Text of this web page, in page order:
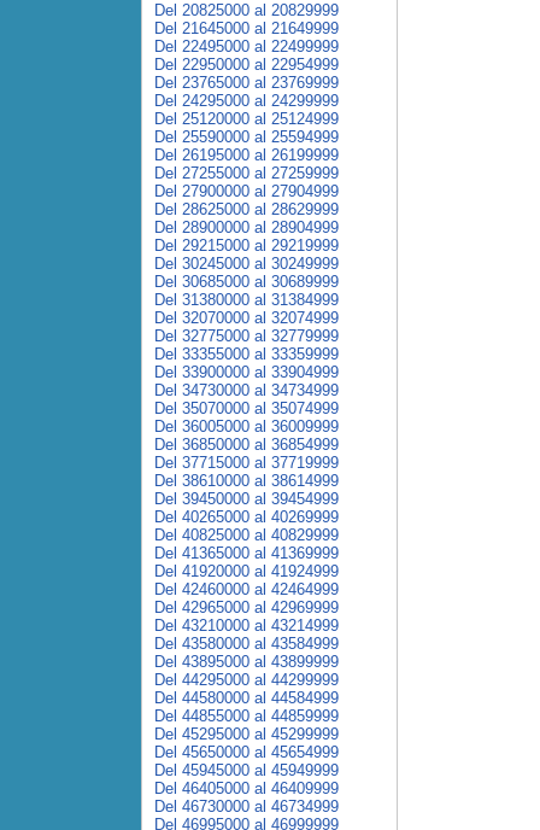
Del 20825000 al 20829999
Del 21645000 al 21649999
Del 22495000 al 22499999
Del 22950000 al 22954999
Del 23765000 al 23769999
Del 24295000 al 24299999
Del 25120000 al 25124999
Del 25590000 al 25594999
Del 26195000 al 26199999
Del 27255000 al 27259999
Del 27900000 al 27904999
Del 28625000 al 28629999
Del 28900000 al 28904999
Del 29215000 al 29219999
Del 30245000 al 30249999
Del 30685000 al 30689999
Del 31380000 al 31384999
Del 32070000 al 32074999
Del 32775000 al 32779999
Del 33355000 al 33359999
Del 33900000 al 33904999
Del 34730000 al 34734999
Del 35070000 al 35074999
Del 36005000 al 36009999
Del 36850000 al 36854999
Del 37715000 al 37719999
Del 38610000 al 38614999
Del 39450000 al 39454999
Del 40265000 al 40269999
Del 40825000 al 40829999
Del 41365000 al 41369999
Del 41920000 al 41924999
Del 42460000 al 42464999
Del 42965000 al 42969999
Del 43210000 al 43214999
Del 43580000 al 43584999
Del 43895000 al 43899999
Del 44295000 al 44299999
Del 44580000 al 44584999
Del 44855000 al 44859999
Del 45295000 al 45299999
Del 45650000 al 45654999
Del 45945000 al 45949999
Del 46405000 al 46409999
Del 46730000 al 46734999
Del 46995000 al 46999999